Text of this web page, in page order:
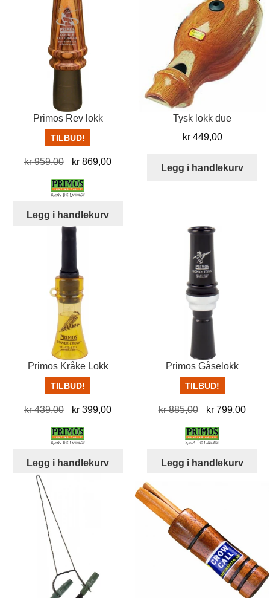
Primos Rev lokk
TILBUD!
kr959,00
Opprinnelig
pris
var:
kr 869,00Nåværende
Legg i handlekurv
Tysk lokk due
kr449,00
Legg i handlekurv
Primos Kråke Lokk
TILBUD!
kr439,00
Opprinnelig
pris
var:
kr 399,00Nåværende
Legg i handlekurv
Primos Gåselokk
TILBUD!
kr885,00
Opprinnelig
pris
var:
kr 799,00
Legg i handlekurv